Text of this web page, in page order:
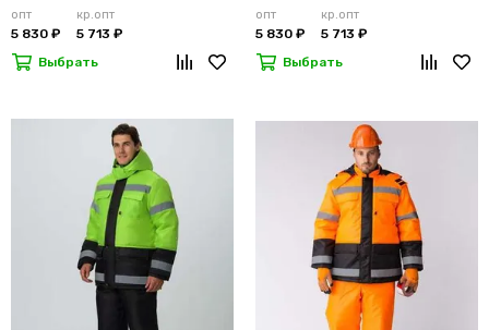
утепленный лимонный
опт
5 830 ₽
кр.опт
5 713 ₽
Выбрать
оранжевый
опт
5 830 ₽
кр.опт
5 713 ₽
Выбрать